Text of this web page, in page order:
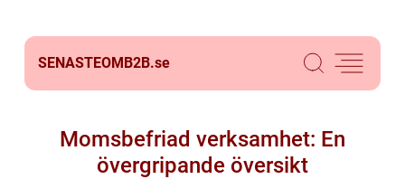
SENASTEOMB2B.se
Momsbefriad verksamhet: En
övergripande översikt